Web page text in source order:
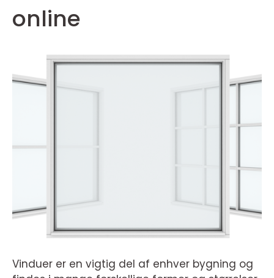
online
Vinduer er en vigtig del af enhver bygning og